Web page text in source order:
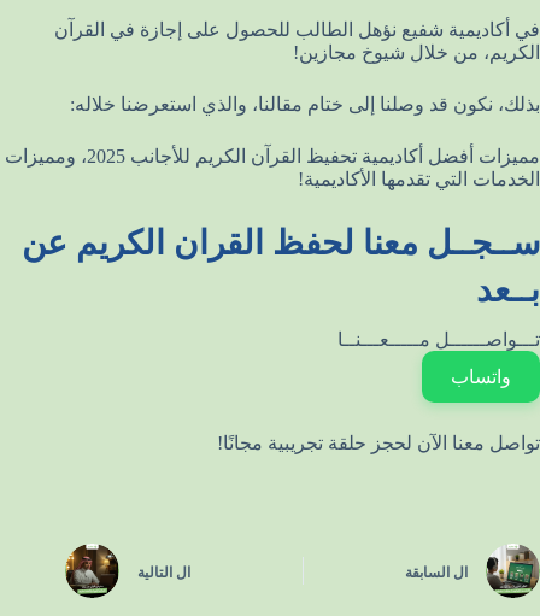
في أكاديمية شفيع نؤهل الطالب للحصول على إجازة في القرآن
الكريم، من خلال شيوخ مجازين!
بذلك، نكون قد وصلنا إلى ختام مقالنا، والذي استعرضنا خلاله:
مميزات أفضل أكاديمية تحفيظ القرآن الكريم للأجانب 2025، ومميزات
الخدمات التي تقدمها الأكاديمية!
ســجــل معنا لحفظ القران الكريم عن
بــعد
تـــواصــــــل مـــــعـــنــا
واتساب
تواصل معنا الآن لحجز حلقة تجريبية مجانًا!
ال السابقة ال التالية